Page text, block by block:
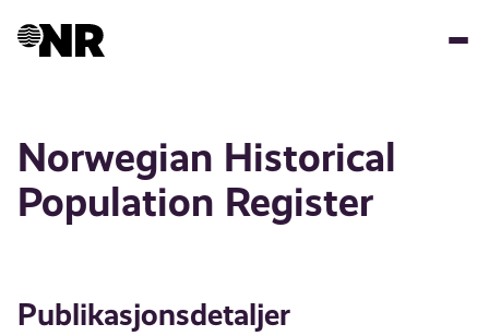
Norwegian Historical
Population Register
Publikasjonsdetaljer